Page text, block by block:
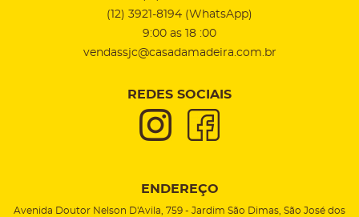
(12) 3921-8194 (WhatsApp)
9:00 as 18 :00
vendassjc@casadamadeira.com.br
REDES SOCIAIS
ENDEREÇO
Avenida Doutor Nelson D'Avila, 759 - Jardim São Dimas, São José dos